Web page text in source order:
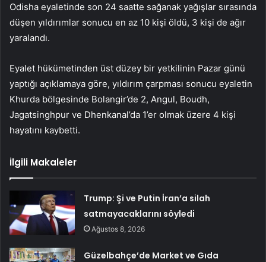
Odisha eyaletinde son 24 saatte sağanak yağışlar sırasında
düşen yıldırımlar sonucu en az 10 kişi öldü, 3 kişi de ağır
yaralandı.
Eyalet hükümetinden üst düzey bir yetkilinin Pazar günü
yaptığı açıklamaya göre, yıldırım çarpması sonucu eyaletin
Khurda bölgesinde Bolangir’de 2, Angul, Boudh,
Jagatsinghpur ve Dhenkanal’da 1’er olmak üzere 4 kişi
hayatını kaybetti.
İlgili Makaleler
Trump: Şi ve Putin İran’a silah
satmayacaklarını söyledi
Ağustos 8, 2026
Güzelbahçe’de Market ve Gıda